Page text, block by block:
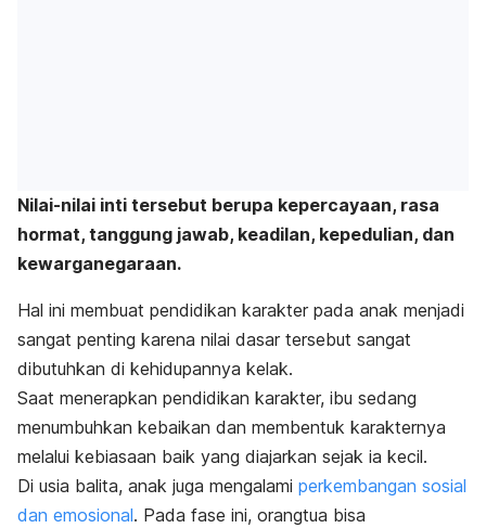
Nilai-nilai inti tersebut berupa kepercayaan, rasa
hormat, tanggung jawab, keadilan, kepedulian, dan
kewarganegaraan.
Hal ini membuat pendidikan karakter pada anak menjadi
sangat penting karena nilai dasar tersebut sangat
dibutuhkan di kehidupannya kelak.
Saat menerapkan pendidikan karakter, ibu sedang
menumbuhkan kebaikan dan membentuk karakternya
melalui kebiasaan baik yang diajarkan sejak ia kecil.
Di usia balita, anak juga mengalami perkembangan sosial
dan emosional. Pada fase ini, orangtua bisa